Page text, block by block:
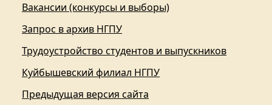
Вакансии (конкурсы и выборы)
Запрос в архив НГПУ
Трудоустройство студентов и выпускников
Куйбышевский филиал НГПУ
Предыдущая версия сайта